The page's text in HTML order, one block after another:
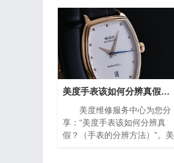
美度手表该如何分辨真假？（手表的分辨方法）
美度维修服务中心为您分
享：“美度手表该如何分辨真
假？（手表的分辨方法）”。美